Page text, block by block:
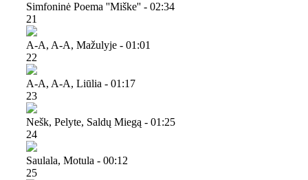
Simfoninė Poema ''miške'' - 02:34
21
A-A, A-A, Mažulyje - 01:01
22
A-A, A-A, Liūlia - 01:17
23
Nešk, Pelyte, Saldų Miegą - 01:25
24
Saulala, Motula - 00:12
25